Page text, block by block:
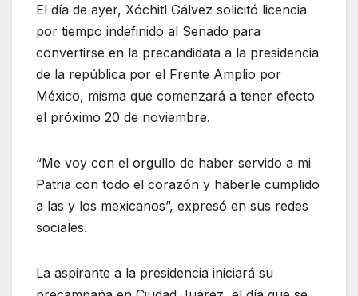
El día de ayer, Xóchitl Gálvez solicitó licencia
por tiempo indefinido al Senado para
convertirse en la precandidata a la presidencia
de la república por el Frente Amplio por
México, misma que comenzará a tener efecto
el próximo 20 de noviembre.
“Me voy con el orgullo de haber servido a mi
Patria con todo el corazón y haberle cumplido
a las y los mexicanos”, expresó en sus redes
sociales.
La aspirante a la presidencia iniciará su